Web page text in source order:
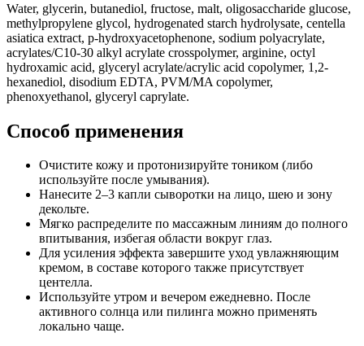
Water, glycerin, butanediol, fructose, malt, oligosaccharide glucose,
methylpropylene glycol, hydrogenated starch hydrolysate, centella
asiatica extract, p-hydroxyacetophenone, sodium polyacrylate,
acrylates/C10-30 alkyl acrylate crosspolymer, arginine, octyl
hydroxamic acid, glyceryl acrylate/acrylic acid copolymer, 1,2-
hexanediol, disodium EDTA, PVM/MA copolymer,
phenoxyethanol, glyceryl caprylate.
Способ применения
Очистите кожу и протонизируйте тоником (либо
используйте после умывания).
Нанесите 2–3 капли сыворотки на лицо, шею и зону
декольте.
Мягко распределите по массажным линиям до полного
впитывания, избегая области вокруг глаз.
Для усиления эффекта завершите уход увлажняющим
кремом, в составе которого также присутствует
центелла.
Используйте утром и вечером ежедневно. После
активного солнца или пилинга можно применять
локально чаще.